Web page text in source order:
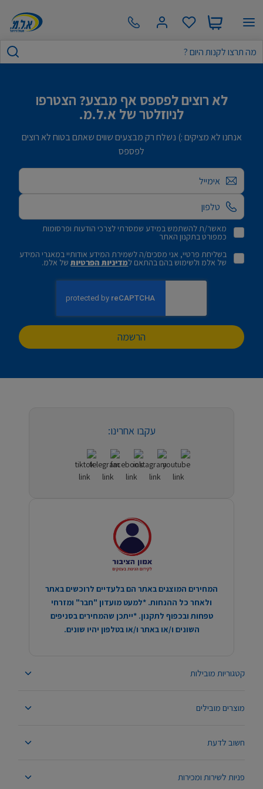
לא רוצים לפספס אף מבצע? הצטרפו
לניוזלטר של א.ל.מ.
אנחנו לא מציקים :) נשלח רק מבצעים שווים שאתם בטוח לא רוצים
לפספס
אימייל
מאשר/ת להשתמש במידע שמסרתי לצרכי הודעות ופרסומות
כמפורט בתקנון האתר
בשליחת פרטיי, אני מסכים/ה לשמירת המידע אודותיי במאגרי המידע
של אלמ ולשימוש בהם בהתאם למדיניות הפרטיותשל אלמ.
הרשמה
קטגוריות מובילות
מוצרים מובילים
חשוב לדעת
פניות לשירות ומכירות
עקבו אחרינו:
המחירים המוצגים באתר הם בלעדיים לרוכשים באתר
ולאחר כל ההנחות. *למעט מועדון "חבר" ומזרחי
טפחות ובכפוף לתקנון. *ייתכן שהמחירים בסניפים
השונים ו/או באתר ו/או בטלפון יהיו שונים.